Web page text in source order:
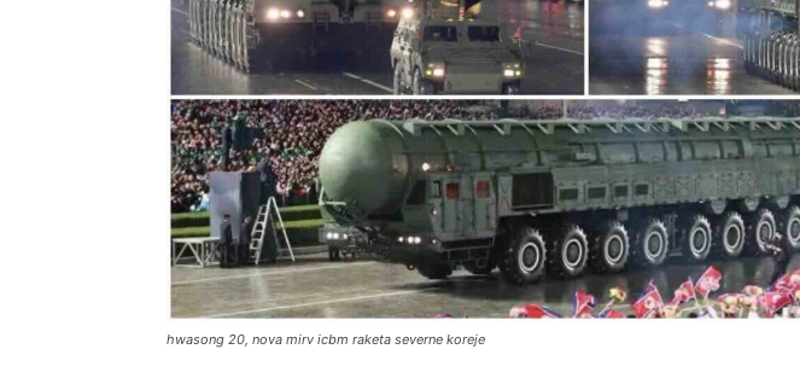
hwasong 20, nova mirv icbm raketa severne koreje